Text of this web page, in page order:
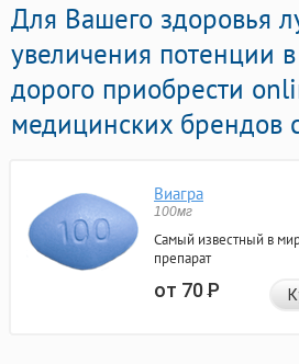
Для Вашего здоровья
увеличения потенции
дорого приобрести
медицинских брендов
Виагра
100мг
Самый известный в
препарат
от 70Р